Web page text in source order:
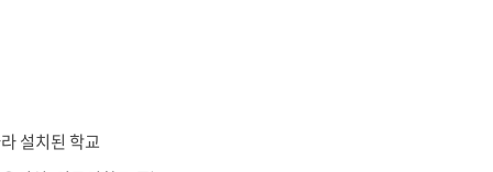
설치된 학교